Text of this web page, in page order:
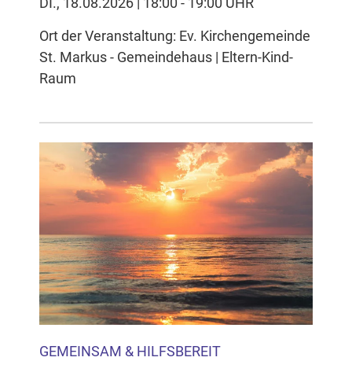
Ort der Veranstaltung: Ev. Kirchengemeinde
St. Markus - Gemeindehaus | Eltern-Kind-
Raum
GEMEINSAM & HILFSBEREIT